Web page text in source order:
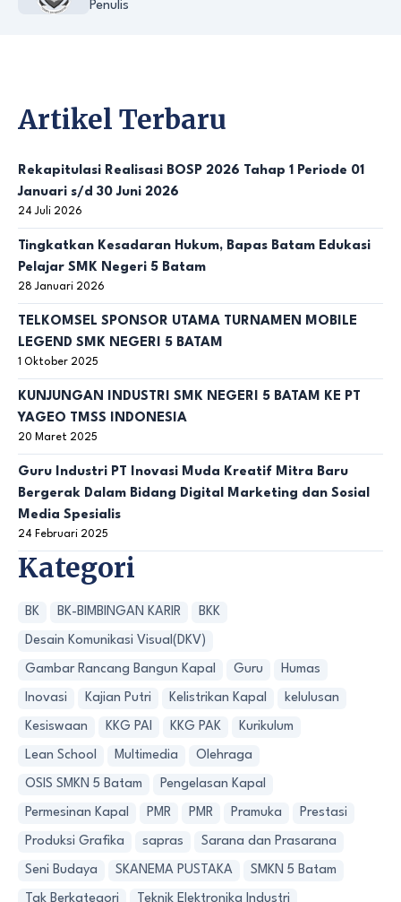
Penulis
Artikel Terbaru
Rekapitulasi Realisasi BOSP 2026 Tahap 1 Periode 01
Januari s/d 30 Juni 2026
24 Juli 2026
Tingkatkan Kesadaran Hukum, Bapas Batam Edukasi
Pelajar SMK Negeri 5 Batam
28 Januari 2026
TELKOMSEL SPONSOR UTAMA TURNAMEN MOBILE
LEGEND SMK NEGERI 5 BATAM
1 Oktober 2025
KUNJUNGAN INDUSTRI SMK NEGERI 5 BATAM KE PT
YAGEO TMSS INDONESIA
20 Maret 2025
Guru Industri PT Inovasi Muda Kreatif Mitra Baru
Bergerak Dalam Bidang Digital Marketing dan Sosial
Media Spesialis
24 Februari 2025
Kategori
BK BK-BIMBINGAN KARIR BKK
Desain Komunikasi Visual(DKV)
Gambar Rancang Bangun Kapal Guru Humas
Inovasi Kajian Putri Kelistrikan Kapal kelulusan
Kesiswaan KKG PAI KKG PAK Kurikulum
Lean School Multimedia Olehraga
OSIS SMKN 5 Batam Pengelasan Kapal
Permesinan Kapal PMR PMR Pramuka Prestasi
Produksi Grafika sapras Sarana dan Prasarana
Seni Budaya SKANEMA PUSTAKA SMKN 5 Batam
Tak Berkategori Teknik Elektronika Industri